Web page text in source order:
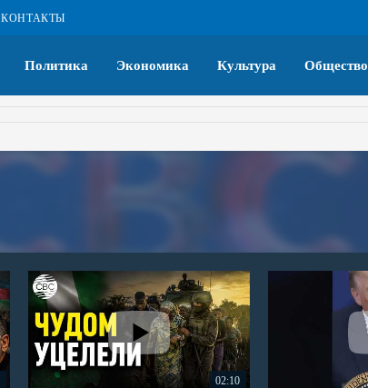
КОНТАКТЫ
Политика Экономика Культура Общество
02:10